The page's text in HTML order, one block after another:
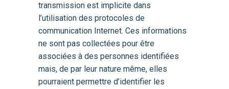
transmission est implicite dans
l’utilisation des protocoles de
communication Internet. Ces informations
ne sont pas collectées pour être
associées à des personnes identifiées
mais, de par leur nature même, elles
pourraient permettre d’identifier les